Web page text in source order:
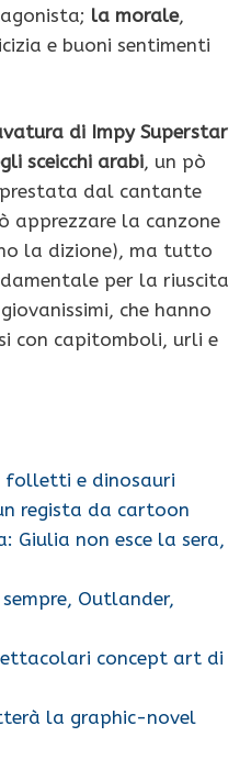
la morale,
e buoni sentimenti
di Impy Superstar
sceicchi arabi, un pò
dal cantante
apprezzare la canzone
la dizione), ma tutto
per la riuscita
che hanno
con capitomboli, urli e
folletti e dinosauri
regista da cartoon
Giulia non esce la sera,
Outlander,
concept art di
la graphic-novel